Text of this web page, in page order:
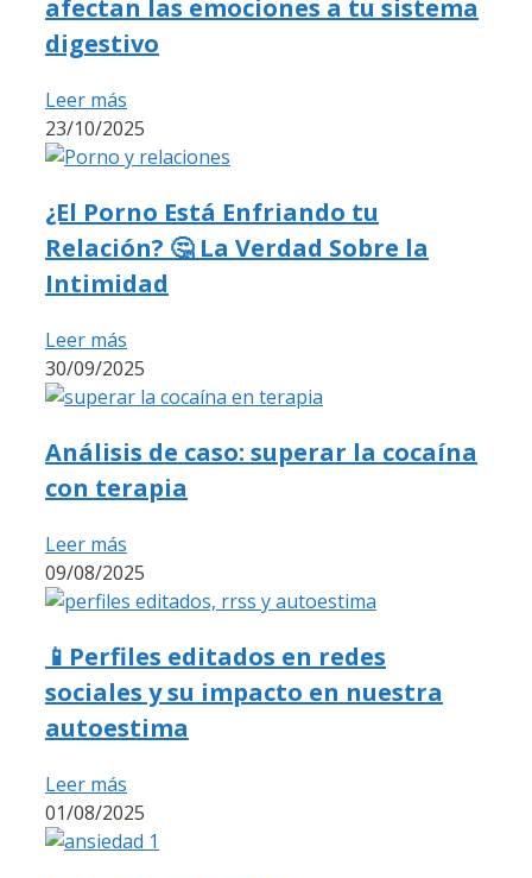
afectan las emociones a tu sistema
digestivo
Leer más
23/10/2025
¿El Porno Está Enfriando tu
Relación? 🤔 La Verdad Sobre la
Intimidad
Leer más
30/09/2025
Análisis de caso: superar la cocaína
con terapia
Leer más
09/08/2025
📱Perfiles editados en redes
sociales y su impacto en nuestra
autoestima
Leer más
01/08/2025